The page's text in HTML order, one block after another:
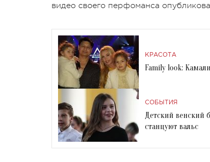
видео своего перфоманса
КРАСОТА
Family look:
СОБЫТИЯ
Детский венский
станцуют вальс